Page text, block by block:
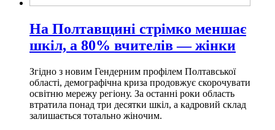
На Полтавщині стрімко меншає
шкіл, а 80% вчителів — жінки
Згідно з новим Гендерним профілем Полтавської
області, демографічна криза продовжує скорочувати
освітню мережу регіону. За останні роки область
втратила понад три десятки шкіл, а кадровий склад
залишається тотально жіночим.